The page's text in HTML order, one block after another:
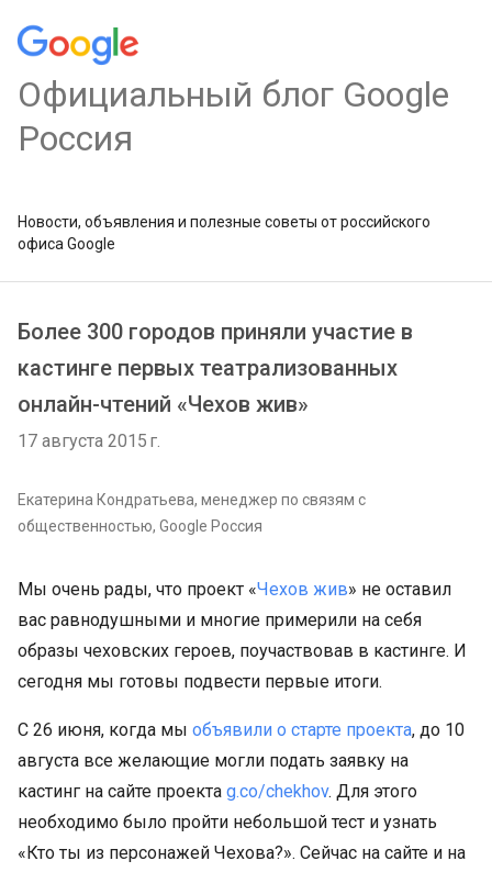
Официальный блог Google
Россия
Новости, объявления и полезные советы от российского
офиса Google
Более 300 городов приняли участие в
кастинге первых театрализованных
онлайн-чтений «Чехов жив»
17 августа 2015 г.
Екатерина Кондратьева, менеджер по связям с
общественностью, Google Россия
Мы очень рады, что проект «Чехов жив» не оставил
вас равнодушными и многие примерили на себя
образы чеховских героев, поучаствовав в кастинге. И
сегодня мы готовы подвести первые итоги.
С 26 июня, когда мы объявили о старте проекта, до 10
августа все желающие могли подать заявку на
кастинг на сайте проекта g.co/chekhov. Для этого
необходимо было пройти небольшой тест и узнать
«Кто ты из персонажей Чехова?». Сейчас на сайте и на